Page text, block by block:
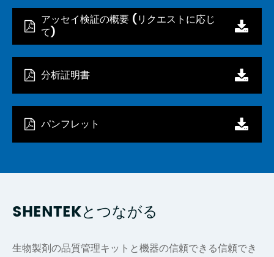
アッセイ検証の概要 (リクエストに応じ
て)
分析証明書
パンフレット
SHENTEKとつながる
生物製剤の品質管理キットと機器の信頼できる信頼でき